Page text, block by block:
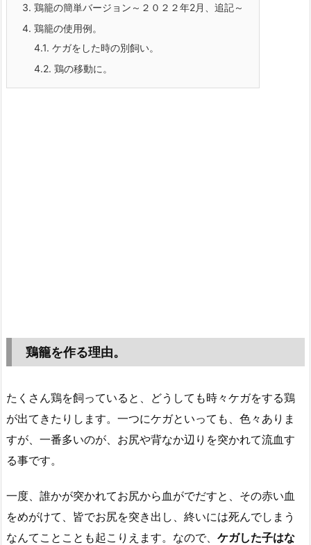
3. 鶏籠の簡単バージョン～２０２２年2月、追記～
4. 鶏籠の使用例。
4.1. ケガをした時の別飼い。
4.2. 鶏の移動に。
鶏籠を作る理由。
たくさん鶏を飼っていると、どうしても時々ケガをする鶏
が出てきたりします。一つにケガといっても、色々ありま
すが、一番多いのが、お尻や背なか辺りを突かれて流血す
る事です。
一度、誰かが突かれてお尻から血がでだすと、その赤い血
をめがけて、皆でお尻を突き出し、終いには死んでしまう
なんてことことも起こりえます。なので、 ケガした子はな